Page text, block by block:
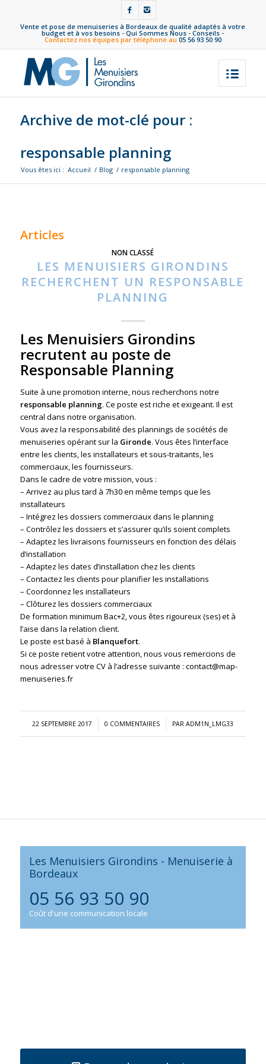
Vente et pose de menuiseries à Bordeaux de qualité adaptés à votre
budget et à vos besoins -Qui Sommes Nous -Conseils -
Contactez nos équipes par téléphone au 05 56 93 50 90
Archive de mot-clé pour :
responsable planning
Vous êtes ici : Accueil / Blog / responsable planning
Articles
NON CLASSÉ
LES MENUISIERS GIRONDINS
RECHERCHENT UN RESPONSABLE
PLANNING
Les Menuisiers Girondins
recrutent au poste de
Responsable Planning
Suite à une promotion interne, nous recherchons notre
responsable planning. Ce poste est riche et exigeant. Il est
central dans notre organisation.
Vous avez la responsabilité des plannings de sociétés de
menuiseries opérant sur la Gironde. Vous êtes l’interface
entre les clients, les installateurs et sous-traitants, les
commerciaux, les fournisseurs.
Dans le cadre de votre mission, vous :
– Arrivez au plus tard à 7h30 en même temps que les
installateurs
– Intégrez les dossiers commerciaux dans le planning
– Contrôlez les dossiers et s’assurer qu’ils soient complets
– Adaptez les livraisons fournisseurs en fonction des délais
d’installation
– Adaptez les dates d’installation chez les clients
– Contactez les clients pour planifier les installations
– Coordonnez les installateurs
– Clôturez les dossiers commerciaux
De formation minimum Bac+2, vous êtes rigoureux (ses) et à
l’aise dans la relation client.
Le poste est basé à Blanquefort.
Si ce poste retient votre attention, nous vous remercions de
nous adresser votre CV à l’adresse suivante : contact@map-
menuiseries.fr
22 SEPTEMBRE 2017
/ 0 COMMENTAIRES
/ PARADM1N_LMG33
Les Menuisiers Girondins - Menuiserie à
Bordeaux
05 56 93 50 90
Coût d'une communication locale